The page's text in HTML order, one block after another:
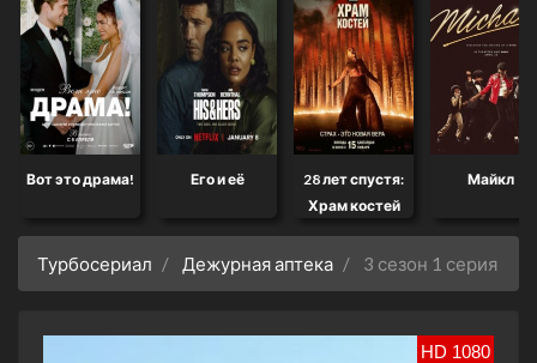
Вот это драма! Его и её
28 лет спустя:
Храм костей
Майкл
Турбосериал Дежурная аптека 3 сезон 1 серия
HD 1080